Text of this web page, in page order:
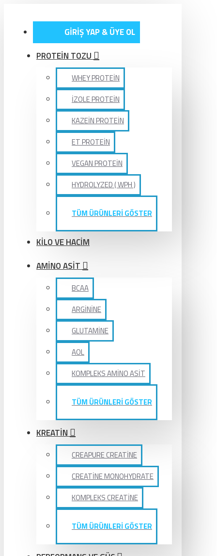
GİRİŞ YAP & ÜYE OL
PROTEİN TOZU
WHEY PROTEİN
İZOLE PROTEİN
KAZEİN PROTEİN
ET PROTEİN
VEGAN PROTEİN
HYDROLYZED ( WPH )
TÜM ÜRÜNLERİ GÖSTER
KİLO VE HACİM
AMİNO ASİT
BCAA
ARGİNİNE
GLUTAMİNE
AOL
KOMPLEKS AMİNO ASİT
TÜM ÜRÜNLERİ GÖSTER
KREATİN
CREAPURE CREATİNE
CREATİNE MONOHYDRATE
KOMPLEKS CREATİNE
TÜM ÜRÜNLERİ GÖSTER